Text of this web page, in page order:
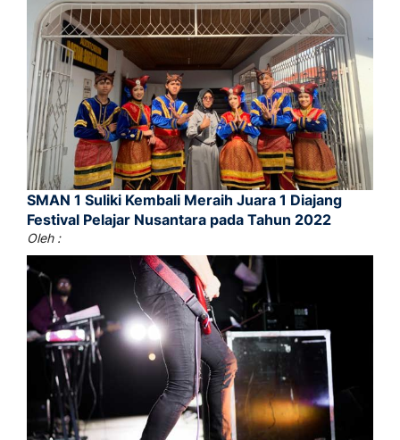
SMAN 1 Suliki Kembali Meraih Juara 1 Diajang
Festival Pelajar Nusantara pada Tahun 2022
Oleh :